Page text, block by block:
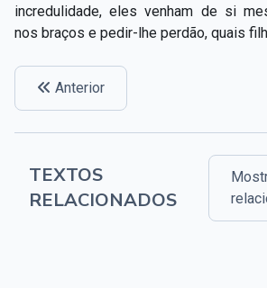
gratuitamente recebestes
Capítulo XXVIII — Coletânea de
incredulidade, eles venham de si
nos braços e pedir-lhe perdão, quais
Anterior
TEXTOS
RELACIONADOS